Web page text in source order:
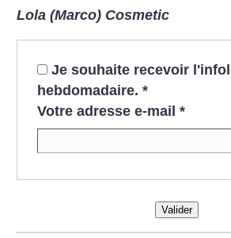
Lola (Marco) Cosmetic
Je souhaite recevoir
hebdomadaire. *
Votre adresse e-mail *
Valider